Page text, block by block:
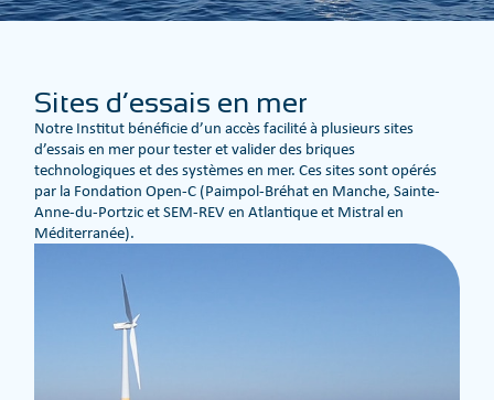
Sites d’essais en mer
Notre Institut bénéficie d’un accès facilité à plusieurs sites
d’essais en mer pour tester et valider des briques
technologiques et des systèmes en mer. Ces sites sont opérés
par la Fondation Open-C (Paimpol-Bréhat en Manche, Sainte-
Anne-du-Portzic et SEM-REV en Atlantique et Mistral en
Méditerranée).